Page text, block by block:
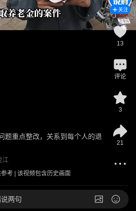
题重点整改，关系到每个人的退
江
考 | 该视频包含历史画面
关注
13
评论
3
21
两句